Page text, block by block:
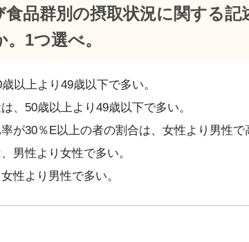
品群別の摂取状況に関する記
1つ選べ。
以上より49歳以下で多い。
、50歳以上より49歳以下で多い。
が30％E以上の者の割合は、女性より男性で
男性より女性で多い。
性より男性で多い。